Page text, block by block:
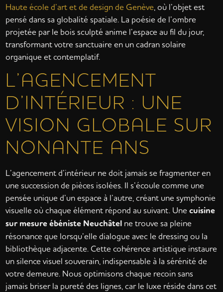
Haute école d’art et de design de Genève , où l’objet est
pensé dans sa globalité spatiale. La poésie de l’ombre
projetée par le bois sculpté anime l’espace au fil du jour,
transformant votre sanctuaire en un cadran solaire
organique et contemplatif.
L’AGENCEMENT
D’INTÉRIEUR : UNE
VISION GLOBALE SUR
NONANTE ANS
L’agencement d’intérieur ne doit jamais se fragmenter en
une succession de pièces isolées. Il s’écoule comme une
pensée unique d’un espace à l’autre, créant une symphonie
visuelle où chaque élément répond au suivant. Unecuisine
sur mesure ébéniste Neuchâtel ne trouve sa pleine
résonance que lorsqu’elle dialogue avec le dressing ou la
bibliothèque adjacente. Cette cohérence artistique instaure
un silence visuel souverain, indispensable à la sérénité de
votre demeure. Nous optimisons chaque recoin sans
jamais briser la pureté des lignes, car le luxe réside dans cet